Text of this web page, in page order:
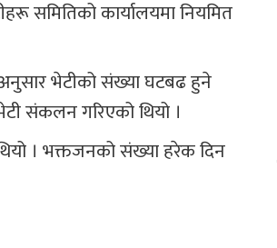
समितिको कार्यालयमा नियमित
भेटीको संख्या घटबढ हुने
संकलन गरिएको थियो ।
। भक्तजनको संख्या हरेक दिन